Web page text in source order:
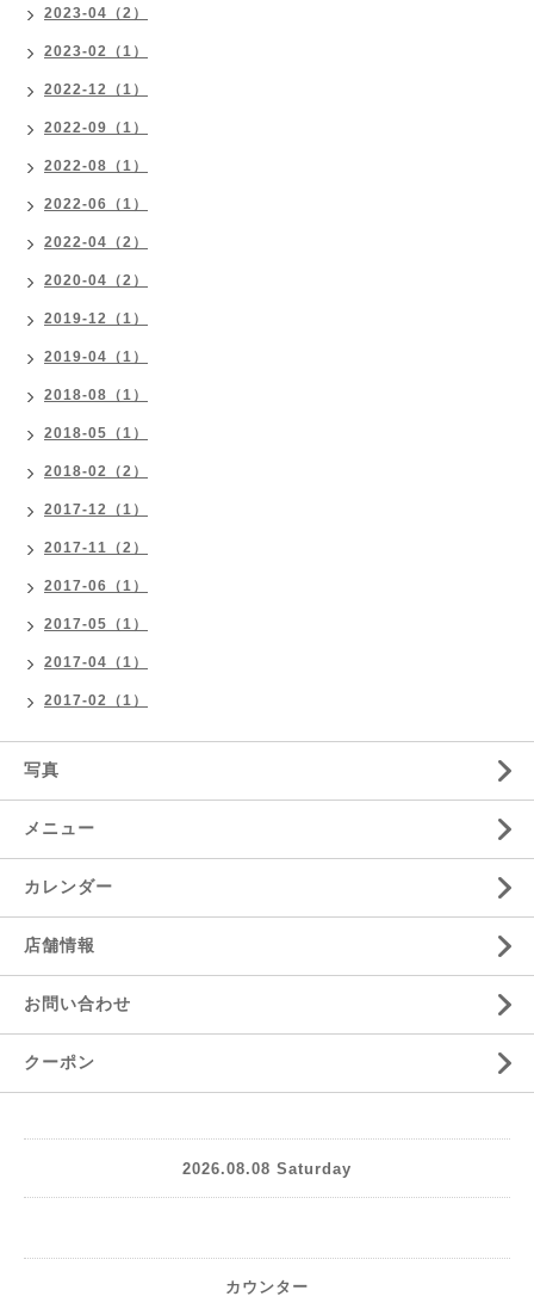
2023-04（2）
2023-02（1）
2022-12（1）
2022-09（1）
2022-08（1）
2022-06（1）
2022-04（2）
2020-04（2）
2019-12（1）
2019-04（1）
2018-08（1）
2018-05（1）
2018-02（2）
2017-12（1）
2017-11（2）
2017-06（1）
2017-05（1）
2017-04（1）
2017-02（1）
写真
メニュー
カレンダー
店舗情報
お問い合わせ
クーポン
2026.08.08 Saturday
カウンター